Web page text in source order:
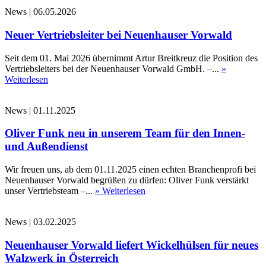
News | 06.05.2026
Neuer Vertriebsleiter bei Neuenhauser Vorwald
Seit dem 01. Mai 2026 übernimmt Artur Breitkreuz die Position des
Vertriebsleiters bei der Neuenhauser Vorwald GmbH. –... »
Weiterlesen
News | 01.11.2025
Oliver Funk neu in unserem Team für den Innen-
und Außendienst
Wir freuen uns, ab dem 01.11.2025 einen echten Branchenprofi bei
Neuenhauser Vorwald begrüßen zu dürfen: Oliver Funk verstärkt
unser Vertriebsteam –... » Weiterlesen
News | 03.02.2025
Neuenhauser Vorwald liefert Wickelhülsen für neues
Walzwerk in Österreich